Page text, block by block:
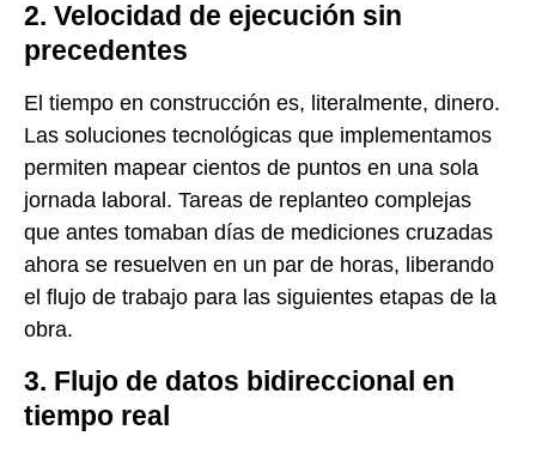
2. Velocidad de ejecución sin
precedentes
El tiempo en construcción es, literalmente, dinero.
Las soluciones tecnológicas que implementamos
permiten mapear cientos de puntos en una sola
jornada laboral. Tareas de replanteo complejas
que antes tomaban días de mediciones cruzadas
ahora se resuelven en un par de horas, liberando
el flujo de trabajo para las siguientes etapas de la
obra.
3. Flujo de datos bidireccional en
tiempo real